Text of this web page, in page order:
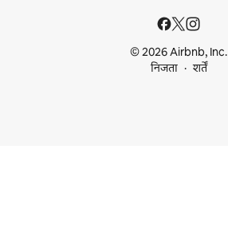
© 2026 Airbnb, Inc.
निजता
शर्तें